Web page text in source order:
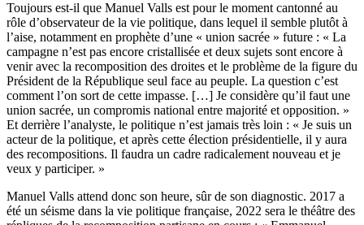
Toujours est-il que Manuel Valls est pour le moment cantonné au
rôle d’observateur de la vie politique, dans lequel il semble plutôt à
l’aise, notamment en prophète d’une « union sacrée » future : « La
campagne n’est pas encore cristallisée et deux sujets sont encore à
venir avec la recomposition des droites et le problème de la figure du
Président de la République seul face au peuple. La question c’est
comment l’on sort de cette impasse. […] Je considère qu’il faut une
union sacrée, un compromis national entre majorité et opposition. »
Et derrière l’analyste, le politique n’est jamais très loin : « Je suis un
acteur de la politique, et après cette élection présidentielle, il y aura
des recompositions. Il faudra un cadre radicalement nouveau et je
veux y participer. »
Manuel Valls attend donc son heure, sûr de son diagnostic. 2017 a
été un séisme dans la vie politique française, 2022 sera le théâtre des